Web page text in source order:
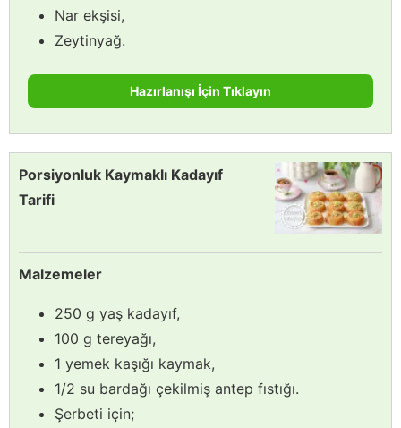
Nar ekşisi,
Zeytinyağ.
Hazırlanışı İçin Tıklayın
Porsiyonluk Kaymaklı Kadayıf
Tarifi
Malzemeler
250 g yaş kadayıf,
100 g tereyağı,
1 yemek kaşığı kaymak,
1/2 su bardağı çekilmiş antep fıstığı.
Şerbeti için;